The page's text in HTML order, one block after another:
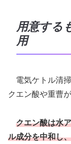
用意する
用
電気ケトル清
クエン酸や重曹
クエン酸は水
ル成分を中和し